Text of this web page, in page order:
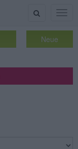
Suche
Neue